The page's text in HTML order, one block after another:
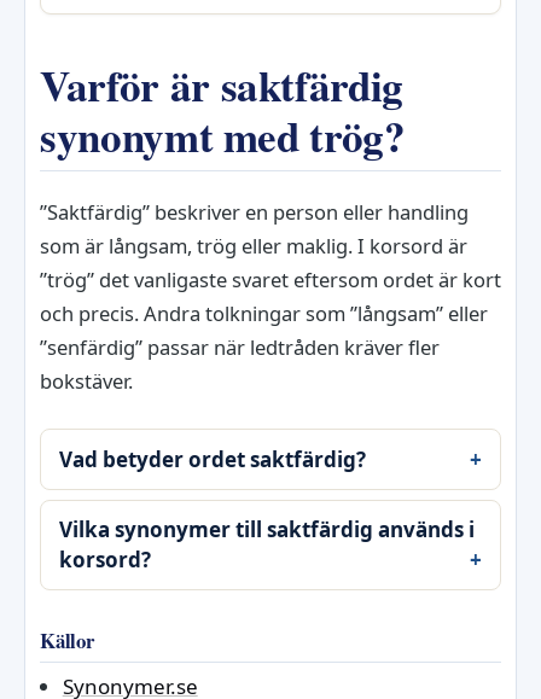
Varför är saktfärdig
synonymt med trög?
”Saktfärdig” beskriver en person eller handling
som är långsam, trög eller maklig. I korsord är
”trög” det vanligaste svaret eftersom ordet är kort
och precis. Andra tolkningar som ”långsam” eller
”senfärdig” passar när ledtråden kräver fler
bokstäver.
Vad betyder ordet saktfärdig?
Vilka synonymer till saktfärdig används i
korsord?
Källor
Synonymer.se